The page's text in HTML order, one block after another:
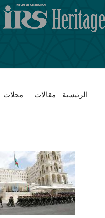
Main
navigation
الرئيسية مقالات مجلات